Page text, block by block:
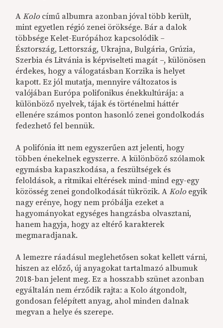
AKolo című albumra azonban jóval több került,
mint egyetlen régió zenei öröksége. Bár a dalok
többsége Kelet-Európához kapcsolódik –
Észtország, Lettország, Ukrajna, Bulgária, Grúzia,
Szerbia és Litvánia is képviselteti magát –, különösen
érdekes, hogy a válogatásban Korzika is helyet
kapott. Ez jól mutatja, mennyire változatos is
valójában Európa polifonikus énekkultúrája: a
különböző nyelvek, tájak és történelmi háttér
ellenére számos ponton hasonló zenei gondolkodás
fedezhető fel bennük.
A polifónia itt nem egyszerűen azt jelenti, hogy
többen énekelnek egyszerre. A különböző szólamok
egymásba kapaszkodása, a feszültségek és
feloldások, a ritmikai eltérések mind-mind egy-egy
közösség zenei gondolkodását tükrözik. AKolo egyik
nagy erénye, hogy nem próbálja ezeket a
hagyományokat egységes hangzásba olvasztani,
hanem hagyja, hogy az eltérő karakterek
megmaradjanak.
A lemezre ráadásul meglehetősen sokat kellett várni,
hiszen az előző, új anyagokat tartalmazó albumuk
2018-ban jelent meg. Ez a hosszabb szünet azonban
egyáltalán nem érződik rajta: a Kolo átgondolt,
gondosan felépített anyag, ahol minden dalnak
megvan a helye és szerepe.